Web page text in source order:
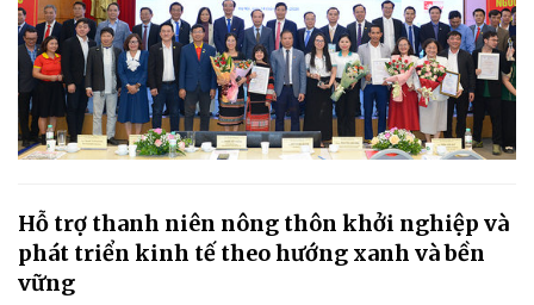
Hỗ trợ thanh niên nông thôn khởi nghiệp và
phát triển kinh tế theo hướng xanh và bền
vững